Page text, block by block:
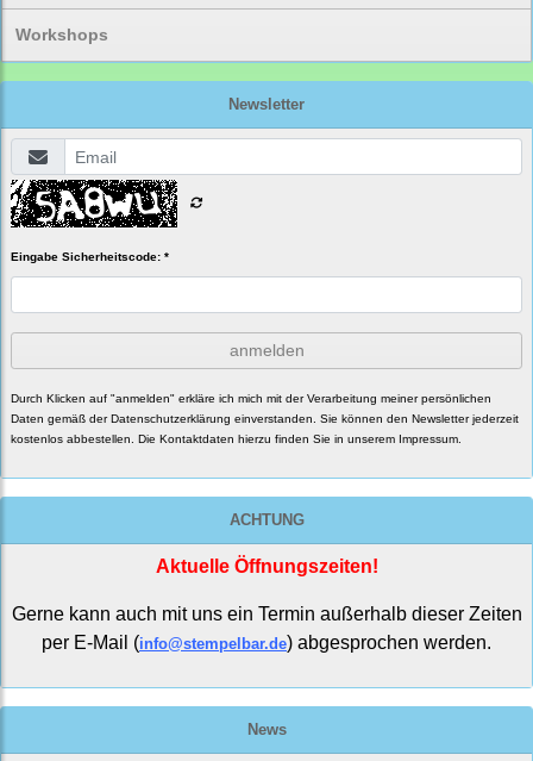
Workshops
Newsletter
Eingabe Sicherheitscode: *
anmelden
Durch Klicken auf "anmelden" erkläre ich mich mit der Verarbeitung meiner persönlichen
Daten gemäß der Datenschutzerklärung einverstanden. Sie können den Newsletter jederzeit
kostenlos abbestellen. Die Kontaktdaten hierzu finden Sie in unserem Impressum.
ACHTUNG
Aktuelle Öffnungszeiten!
Gerne kann auch mit uns ein Termin außerhalb dieser Zeiten
per E-Mail (info@stempelbar.de) abgesprochen werden.
News